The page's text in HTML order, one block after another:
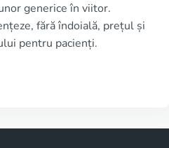
generice în viitor.
fără îndoială, prețul și
pentru pacienți.